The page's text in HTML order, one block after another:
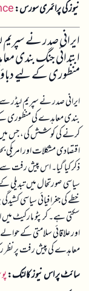
نیوز کی پرائمری سورس:
ایرانی صدر نے
ابتدائی جنگ بندی
منظوری کے لیے دباؤ
ایرانی صدر نے سپریم لیڈر
بندی معاہدے کی منظوری
کرنے کی کوشش کی، جس
اقتصادی مشکلات اور
ذکر کیا گیا۔ اس پیش رفت سے
سیاسی صورتحال میں تبدیلی
خطے کی جغرافیائی سیاسی کشیدگی
سکتی ہے۔ کرپٹو مارکیٹ
اور علاقائی سلامتی کے
معاہدے کی پیش رفت پر نظر
سائٹ پر اس نیوز کا لنک: